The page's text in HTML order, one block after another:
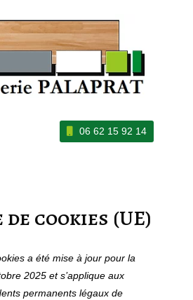
06 62 15 92 14
cookies (UE)
a été mise à jour pour la
2025 et s’applique aux
permanents légaux de